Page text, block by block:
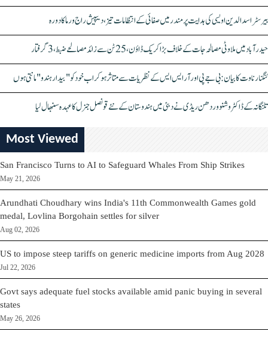
بیرسٹر اسدالدین اویسی کی ہدایت پر مندر میں صفائی کے انتظامات تیز، دیپیش راج ورما کا دورہ
حیدرآباد میں ملاوٹی مصالحہ جات کے خلاف بڑا کریک ڈاؤن، 25 ٹن سے زائد مصالحے ضبط، 3 گرفتار
کنگنا رناوت کا بیان: بی جے پی اور آر ایس ایس کے نظریات سے متاثر ہو کر اب خود کو "بیدار ہندو" مانتی ہوں
تلنگانہ کے ڈاکٹر وشنو وردھن ریڈی نے دبئی میں ہندوستان کے نئے قونصل جنرل کا عہدہ سنبھال لیا
Most Viewed
San Francisco Turns to AI to Safeguard Whales From Ship Strikes
May 21, 2026
Arundhati Choudhary wins India's 11th Commonwealth Games gold
medal, Lovlina Borgohain settles for silver
Aug 02, 2026
US to impose steep tariffs on generic medicine imports from Aug 2028
Jul 22, 2026
Govt says adequate fuel stocks available amid panic buying in several
states
May 26, 2026